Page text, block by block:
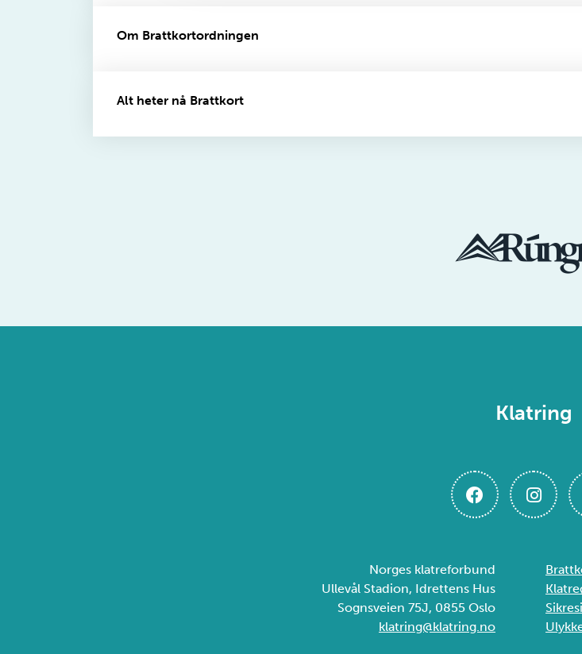
Om Brattkortordningen
Alt heter nå Brattkort
Klatring
Norges klatreforbund
Ullevål Stadion, Idrettens Hus
Sognsveien 75J, 0855 Oslo
klatring@klatring.no